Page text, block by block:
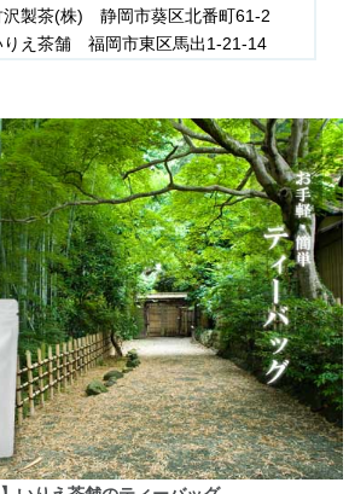
沢製茶(株) 静岡市葵区北番町61-2
りえ茶舗 福岡市東区馬出1-21-14